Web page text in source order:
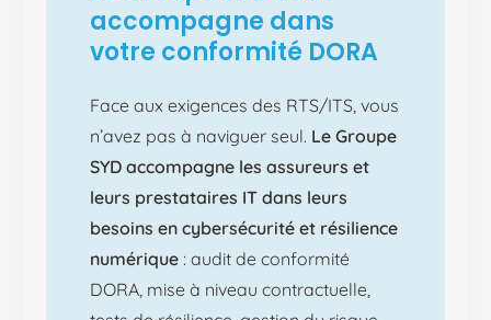
accompagne dans
votre conformité DORA
Face aux exigences des RTS/ITS, vous
n’avez pas à naviguer seul. Le Groupe
SYD accompagne les assureurs et
leurs prestataires IT dans leurs
besoins en cybersécurité et résilience
numérique : audit de conformité
DORA, mise à niveau contractuelle,